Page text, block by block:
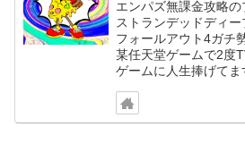
エンパズ無課金攻略の
ストランデッドディ
フォールアウト4ガチ
某任天堂ゲームで2度
ゲームに人生捧げて